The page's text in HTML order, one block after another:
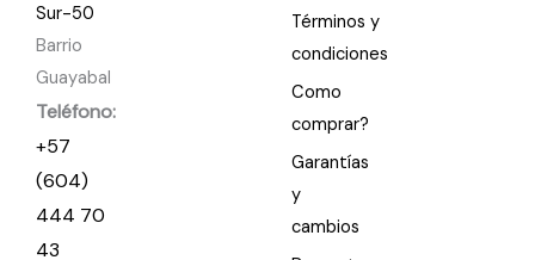
Sur-50
Barrio
Guayabal
Teléfono:
+57
(604)
444 70
43
Términos y
condiciones
Como
comprar?
Garantías
y
cambios